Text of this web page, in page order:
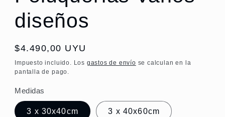
diseños
Precio
habitual
$4.490,00 UYU
Impuesto incluido. Los gastos de envío se calculan en la
pantalla de pago.
Medidas
3 x 30x40cm 3 x 40x60cm